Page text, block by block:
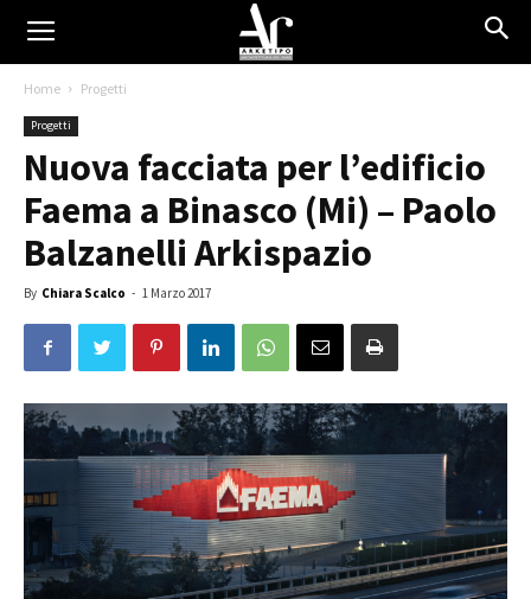
Home Progetti
Progetti
Nuova facciata per l’edificio
Faema a Binasco (Mi) – Paolo
Balzanelli Arkispazio
By Chiara Scalco - 1 Marzo 2017